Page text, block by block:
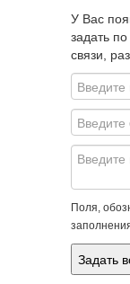
У Вас
задать
связи,
Поля,